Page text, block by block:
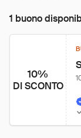
1 buono
10%
DI SCONTO